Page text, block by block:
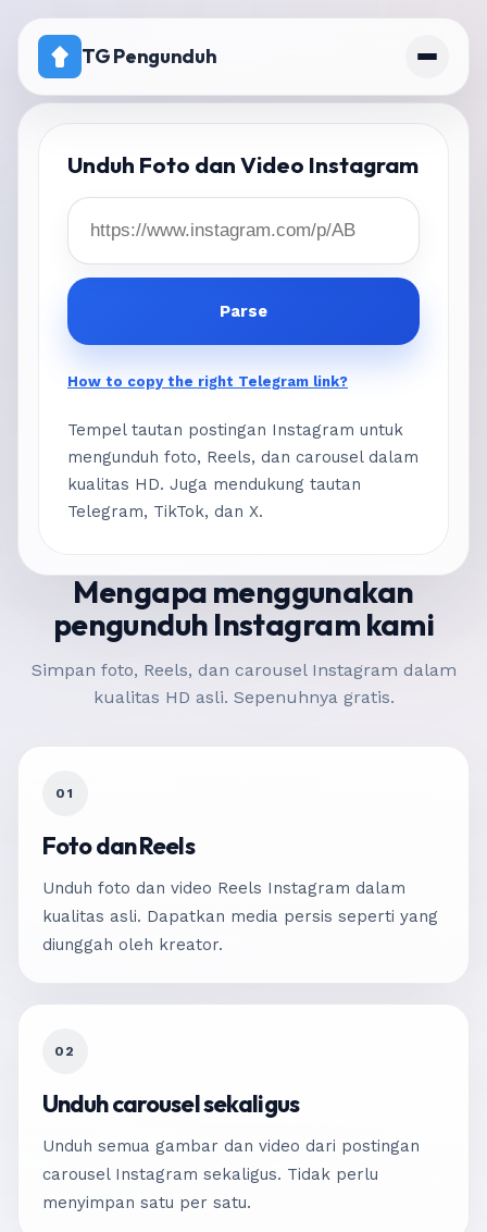
TG Pengunduh
Harga
Kanal dengan unduhan dinonaktifkan
Unduh Foto dan Video Instagram
Parse
How to copy the right Telegram link?
Tempel tautan postingan Instagram untuk
mengunduh foto, Reels, dan carousel dalam
kualitas HD. Juga mendukung tautan
Telegram, TikTok, dan X.
Mengapa menggunakan
pengunduh Instagram kami
Simpan foto, Reels, dan carousel Instagram dalam
kualitas HD asli. Sepenuhnya gratis.
01
Foto dan Reels
Unduh foto dan video Reels Instagram dalam
kualitas asli. Dapatkan media persis seperti yang
diunggah oleh kreator.
02
Unduh carousel sekaligus
Unduh semua gambar dan video dari postingan
carousel Instagram sekaligus. Tidak perlu
menyimpan satu per satu.